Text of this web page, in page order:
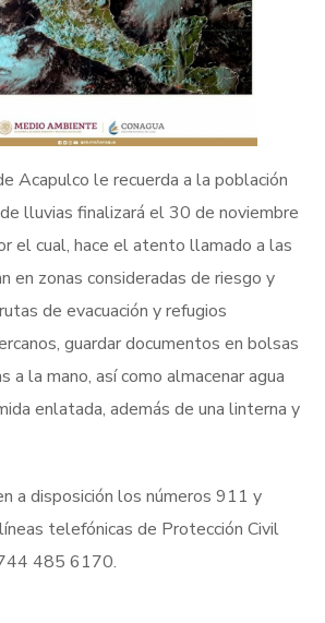
Acapulco le recuerda a la población
lluvias finalizará el 30 de noviembre
el cual, hace el atento llamado a las
en zonas consideradas de riesgo y
de evacuación y refugios
guardar documentos en bolsas
a la mano, así como almacenar agua
enlatada, además de una linterna y
a disposición los números 911 y
telefónicas de Protección Civil
485 6170.